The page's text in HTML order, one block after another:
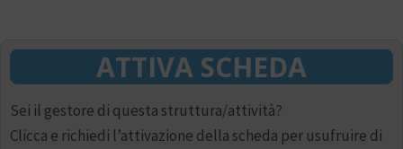
ATTIVA SCHEDA
Sei il gestore di questa struttura/attività?
Clicca e richiedi l’attivazione della scheda per usufruire di